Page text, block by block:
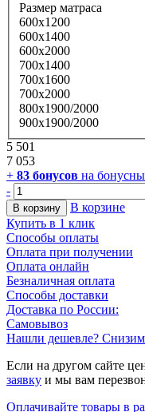
Размер матраса
600х1200
600х1400
600х2000
700х1400
700х1600
700х2000
800х1900/2000
900х1900/2000
5 501
7 053
+ 83 бонусов на
-
В корзину
В корзине
Купить в 1 клик
Способы оплаты
Оплата при получении
Оплата онлайн
Безналичная оплата
Способы доставки
Доставка по России:
Самовывоз
Нашли дешевле?
Если на другом сайте
заявку и мы вам
Оплачивайте товары в